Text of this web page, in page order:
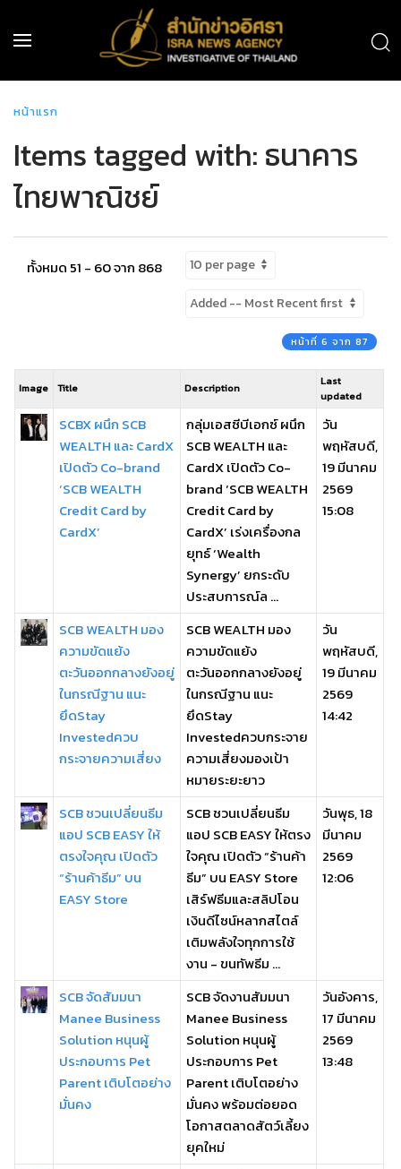
หน้าแรก
Items tagged with: ธนาคาร
ไทยพาณิชย์
ทั้งหมด 51 - 60 จาก 868
หน้าที่ 6 จาก 87
Image Title Description
Last
updated
SCBX ผนึก SCB
WEALTH และ CardX
เปิดตัว Co-brand
‘SCB WEALTH
Credit Card by
CardX’
กลุ่มเอสซีบีเอกซ์ ผนึก
SCB WEALTH และ
CardX เปิดตัว Co-
brand ‘SCB WEALTH
Credit Card by
CardX’ เร่งเครื่องกล
ยุทธ์ ‘Wealth
Synergy’ ยกระดับ
ประสบการณ์ล ...
วัน
พฤหัสบดี,
19 มีนาคม
2569
15:08
SCB WEALTH มอง
ความขัดแย้ง
ตะวันออกกลางยังอยู่
ในกรณีฐาน แนะ
ยึดStay
Investedควบ
กระจายความเสี่ยง
SCB WEALTH มอง
ความขัดแย้ง
ตะวันออกกลางยังอยู่
ในกรณีฐาน แนะ
ยึดStay
Investedควบกระจาย
ความเสี่ยงมองเป้า
หมายระยะยาว
วัน
พฤหัสบดี,
19 มีนาคม
2569
14:42
SCB ชวนเปลี่ยนธีม
แอป SCB EASY ให้
ตรงใจคุณ เปิดตัว
“ร้านค้าธีม” บน
EASY Store
SCB ชวนเปลี่ยนธีม
แอป SCB EASY ให้ตรง
ใจคุณ เปิดตัว “ร้านค้า
ธีม” บน EASY Store
เสิร์ฟธีมและสลิปโอน
เงินดีไซน์หลากสไตล์
เติมพลังใจทุกการใช้
งาน - ขนทัพธีม ...
วันพุธ, 18
มีนาคม
2569
12:06
SCB จัดสัมมนา
Manee Business
Solution หนุนผู้
ประกอบการ Pet
Parent เติบโตอย่าง
มั่นคง
SCB จัดงานสัมมนา
Manee Business
Solution หนุนผู้
ประกอบการ Pet
Parent เติบโตอย่าง
มั่นคง พร้อมต่อยอด
โอกาสตลาดสัตว์เลี้ยง
ยุคใหม่
วันอังคาร,
17 มีนาคม
2569
13:48